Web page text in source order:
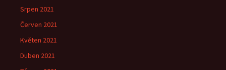
Srpen 2021
Červen 2021
Květen 2021
Duben 2021